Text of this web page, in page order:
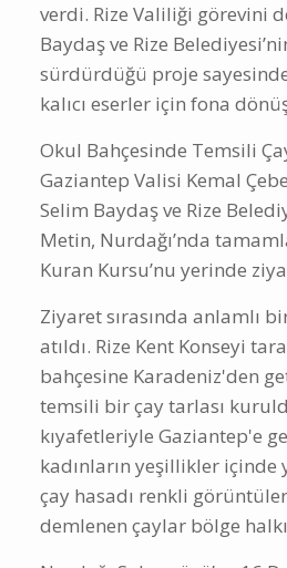
verdi. Rize Valiliği görevini
Baydaş ve Rize
sürdürdüğü proje
kalıcı eserler için fona
Okul Bahçesinde Temsili
Gaziantep Valisi Kemal
Selim Baydaş ve Rize
Metin, Nurdağı’nda
Kuran Kursu’nu yerinde
Ziyaret sırasında anlamlı
atıldı. Rize Kent Konseyi
bahçesine Karadeniz'den
temsili bir çay tarlası
kıyafetleriyle Gaziantep'e
kadınların yeşillikler içinde
çay hasadı renkli
demlenen çaylar bölge